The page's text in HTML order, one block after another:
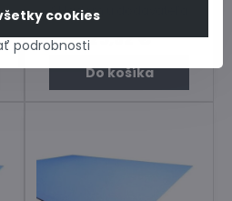
Skladom u dodávateľa
25,32 €
10,55 €
Do košíka
podrobnosti
cookies